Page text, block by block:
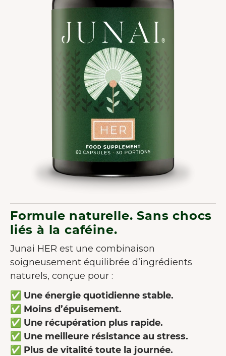
Formule naturelle. Sans chocs
liés à la caféine.
Junai HER est une combinaison
soigneusement équilibrée d’ingrédients
naturels, conçue pour :
✅ Une énergie quotidienne stable.
✅ Moins d’épuisement.
✅ Une récupération plus rapide.
✅ Une meilleure résistance au stress.
✅ Plus de vitalité toute la journée.